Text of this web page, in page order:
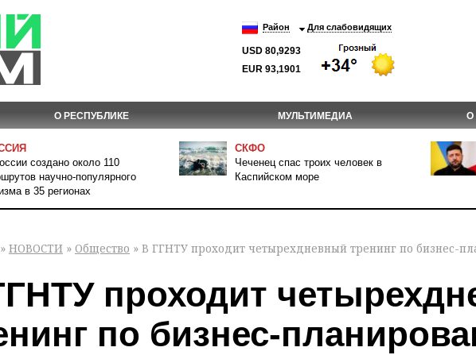
Район Для слабовидящих
USD 80,9293
EUR 93,1901
О РЕСПУБЛИКЕ МУЛЬТИМЕДИА О
создано около 110
научно-популярного
в 35 регионах
СКФО
Чеченец спас троих человек в
Каспийском море
» НОВОСТИ » Общество » В ГГНТУ проходит четырехдневный тренинг по бизнес-
проходит
по бизнес-